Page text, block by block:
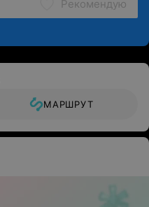
Рекомендую
МАРШРУТ